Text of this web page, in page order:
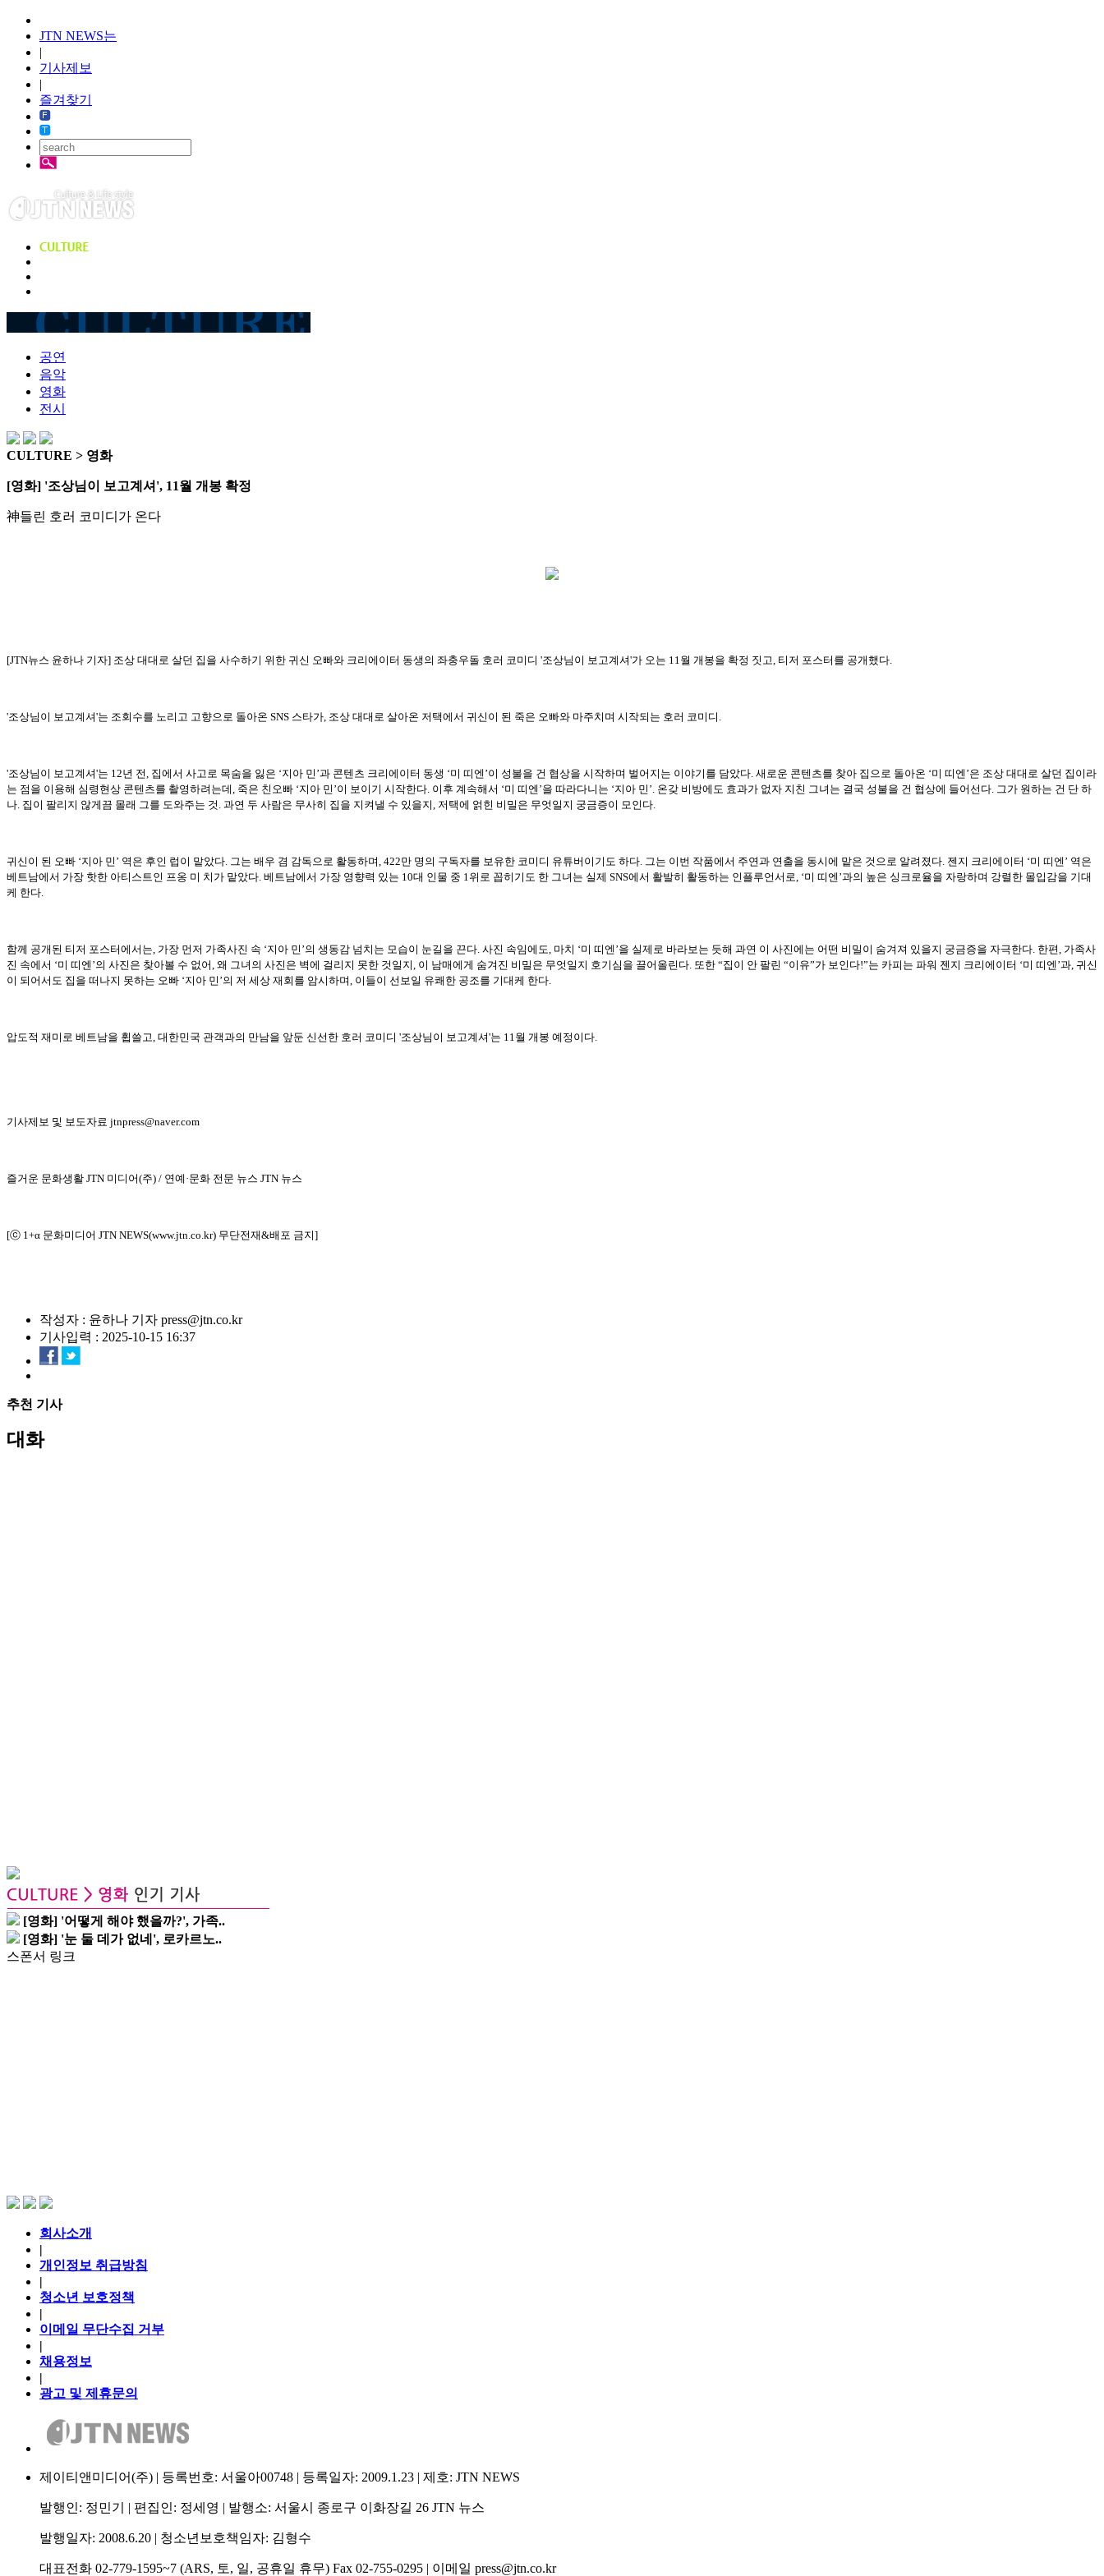
JTN NEWS는
|
기사제보
|
즐겨찾기
공연
음악
영화
전시
CULTURE > 영화
[영화] '조상님이 보고계셔', 11월 개봉 확정
神들린 호러 코미디가 온다
[JTN뉴스 윤하나 기자] 조상 대대로 살던 집을 사수하기 위한 귀신 오빠와 크리에이터 동생의 좌충우돌 호러 코미디 '조상님이 보고계셔'가 오는 11월 개봉을 확정 짓고, 티저 포스터를 공개했다.
'조상님이 보고계셔'는 조회수를 노리고 고향으로 돌아온 SNS 스타가, 조상 대대로 살아온 저택에서 귀신이 된 죽은 오빠와 마주치며 시작되는 호러 코미디.
'조상님이 보고계셔'는 12년 전, 집에서 사고로 목숨을 잃은 ‘지아 민’과 콘텐츠 크리에이터 동생 ‘미 띠엔’이 성불을 건 협상을 시작하며 벌어지는 이야기를 담았다. 새로운 콘텐츠를 찾아 집으로 돌아온 ‘미 띠엔’은 조상 대대로 살던 집이라
는 점을 이용해 심령현상 콘텐츠를 촬영하려는데, 죽은 친오빠 ‘지아 민’이 보이기 시작한다. 이후 계속해서 ‘미 띠엔’을 따라다니는 ‘지아 민’. 온갖 비방에도 효과가 없자 지친 그녀는 결국 성불을 건 협상에 들어선다. 그가 원하는 건 단 하
나. 집이 팔리지 않게끔 몰래 그를 도와주는 것. 과연 두 사람은 무사히 집을 지켜낼 수 있을지, 저택에 얽힌 비밀은 무엇일지 궁금증이 모인다.
귀신이 된 오빠 ‘지아 민’ 역은 후인 럽이 맡았다. 그는 배우 겸 감독으로 활동하며, 422만 명의 구독자를 보유한 코미디 유튜버이기도 하다. 그는 이번 작품에서 주연과 연출을 동시에 맡은 것으로 알려졌다. 젠지 크리에이터 ‘미 띠엔’ 역은
베트남에서 가장 핫한 아티스트인 프옹 미 치가 맡았다. 베트남에서 가장 영향력 있는 10대 인물 중 1위로 꼽히기도 한 그녀는 실제 SNS에서 활발히 활동하는 인플루언서로, ‘미 띠엔’과의 높은 싱크로율을 자랑하며 강렬한 몰입감을 기대
케 한다.
함께 공개된 티저 포스터에서는, 가장 먼저 가족사진 속 ‘지아 민’의 생동감 넘치는 모습이 눈길을 끈다. 사진 속임에도, 마치 ‘미 띠엔’을 실제로 바라보는 듯해 과연 이 사진에는 어떤 비밀이 숨겨져 있을지 궁금증을 자극한다. 한편, 가족사
진 속에서 ‘미 띠엔’의 사진은 찾아볼 수 없어, 왜 그녀의 사진은 벽에 걸리지 못한 것일지, 이 남매에게 숨겨진 비밀은 무엇일지 호기심을 끌어올린다. 또한 “집이 안 팔린 “이유”가 보인다!”는 카피는 파워 젠지 크리에이터 ‘미 띠엔’과, 귀신
이 되어서도 집을 떠나지 못하는 오빠 ‘지아 민’의 저 세상 재회를 암시하며, 이들이 선보일 유쾌한 공조를 기대케 한다.
압도적 재미로 베트남을 휩쓸고, 대한민국 관객과의 만남을 앞둔 신선한 호러 코미디 '조상님이 보고계셔'는 11월 개봉 예정이다.
기사제보 및 보도자료 jtnpress@naver.com
즐거운 문화생활 JTN 미디어(주) / 연예·문화 전문 뉴스 JTN 뉴스
[ⓒ 1+α 문화미디어 JTN NEWS(www.jtn.co.kr) 무단전재&배포 금지]
작성자 : 윤하나 기자 press@jtn.co.kr
기사입력 : 2025-10-15 16:37
추천 기사
대화
[영화] '어떻게 해야 했을까?', 가족..
[영화] '눈 둘 데가 없네', 로카르노..
스폰서 링크
회사소개
|
개인정보 취급방침
|
청소년 보호정책
|
이메일 무단수집 거부
|
채용정보
|
광고 및 제휴문의
제이티앤미디어(주) | 등록번호: 서울아00748 | 등록일자: 2009.1.23 | 제호: JTN NEWS
발행인: 정민기 | 편집인: 정세영 | 발행소: 서울시 종로구 이화장길 26 JTN 뉴스
발행일자: 2008.6.20 | 청소년보호책임자: 김형수
대표전화 02-779-1595~7 (ARS, 토, 일, 공휴일 휴무) Fax 02-755-0295 | 이메일 press@jtn.co.kr